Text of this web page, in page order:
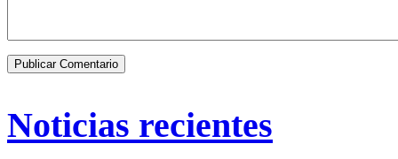
Noticias recientes